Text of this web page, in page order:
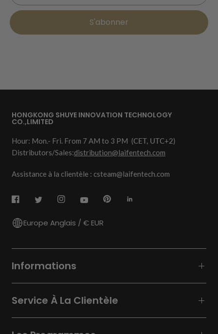
S'abonner
HONGKONG SHUYE INNOVATION TECHNOLOGY
CO.,LIMITED
Hour: Mon.- Fri. From 7 AM to 3 PM (CET, UTC+2)
Distributors/Sales:distribution@laifentech.com
Assistance à la clientèle : csteam@laifentech.com
Europe Anglais / € EUR
Informations
Service À La Clientèle